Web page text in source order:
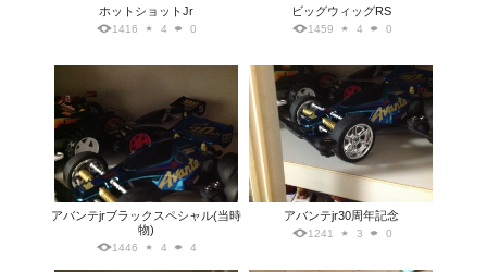
ホットショットJr
1416 4 0
ビッグウィッグRS
1459 4 0
アバンテjrブラックスペシャル(当時
物)
1446 4 4
アバンテjr30周年記念
1241 3 0